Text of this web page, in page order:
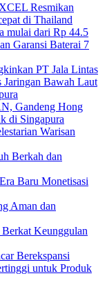
Resmikan
di Thailand
mulai dari Rp 44.5
Garansi Baterai 7
PT Jala Lintas
Bawah Laut
Gandeng Hong
di Singapura
Warisan
Berkah dan
Baru Monetisasi
Aman dan
Keunggulan
Berekspansi
untuk Produk